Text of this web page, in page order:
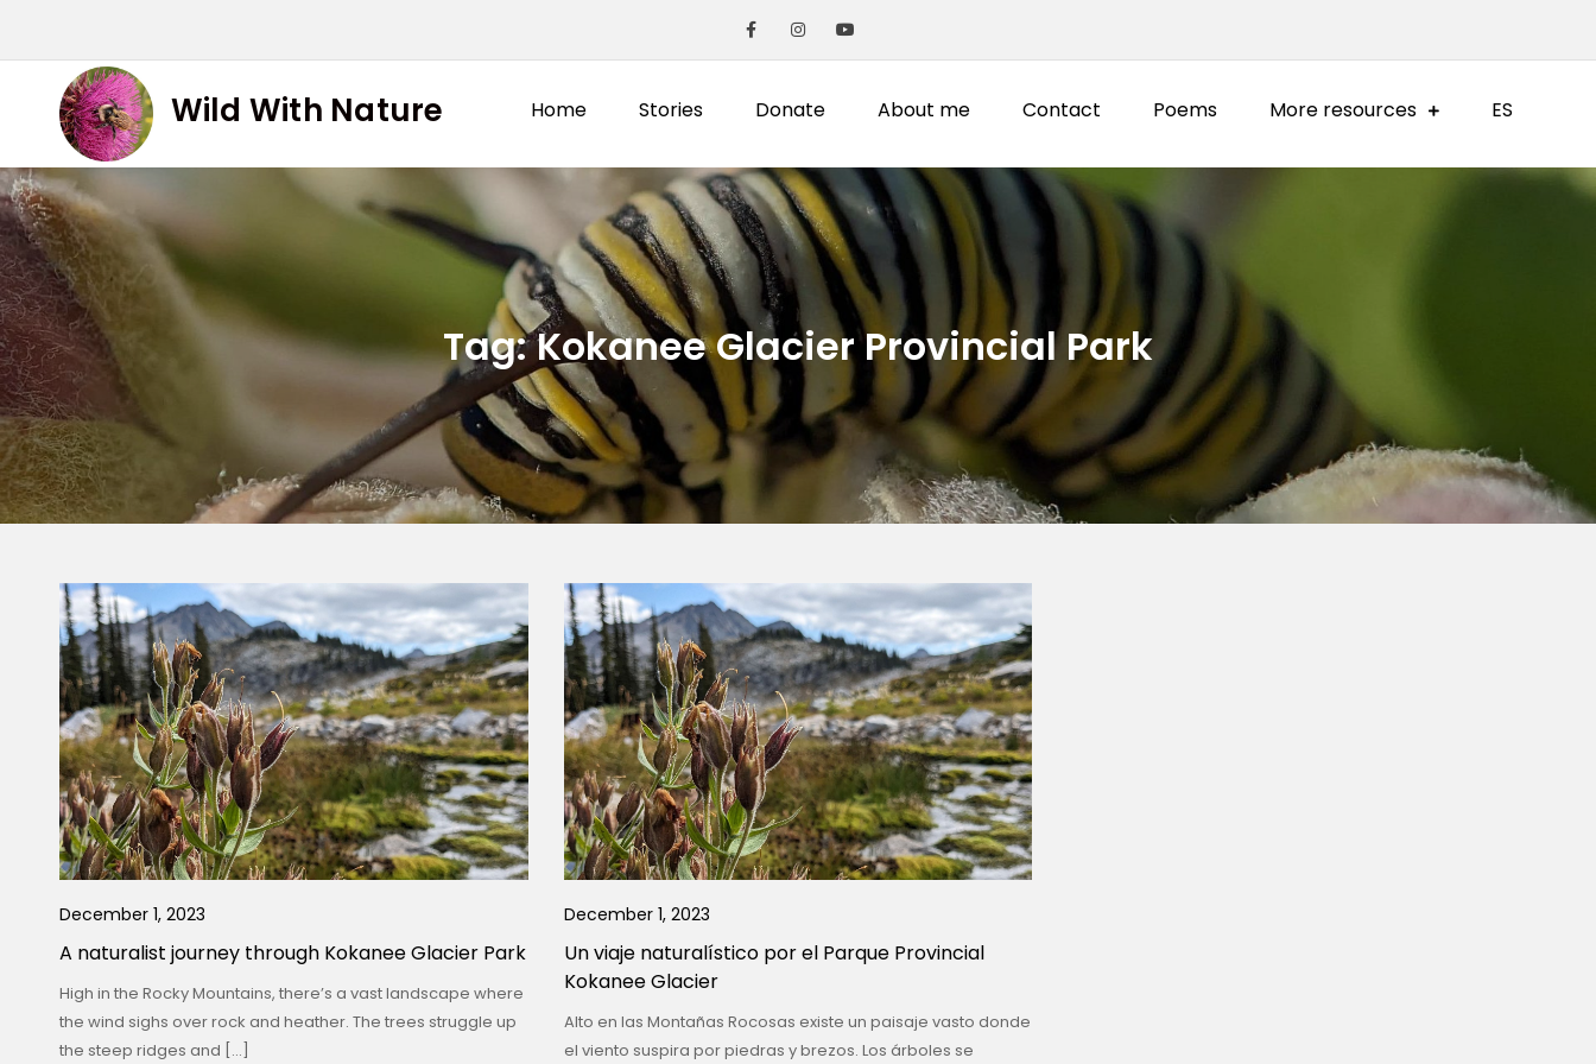
Wild With Nature Home Stories Donate About me Contact Poems More resources ES
Tag:Kokanee Glacier Provincial Park
December 1, 2023
A naturalist journey through Kokanee Glacier Park
High in the Rocky Mountains, there’s a vast landscape where
the wind sighs over rock and heather. The trees struggle up
the steep ridges and […]
December 1, 2023
Un viaje naturalístico por el Parque Provincial
Kokanee Glacier
Alto en las Montañas Rocosas existe un paisaje vasto donde
el viento suspira por piedras y brezos. Los árboles se